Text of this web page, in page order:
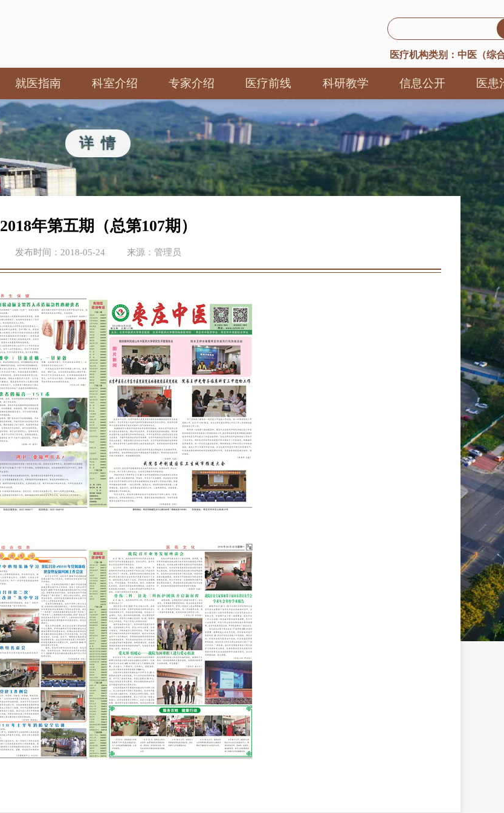
就医指南
预约挂号
出诊安排
住院须知
就诊流程
医院位置
互联网医院
科室介绍 专家介绍
北京专家
返聘专家
本院专家
医疗前线
护理天地
医技平台
科研教学
科研动态
导师队伍
信息公开
招标采购
通知公告
医疗设备
医患
养生
医患
义诊
详 情
2018年第五期（总第107期）
发布时间：2018-05-24 来源：管理员